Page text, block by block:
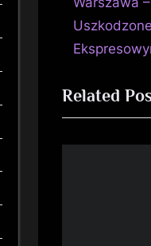
wpisu
e
v
o
u
s
Related